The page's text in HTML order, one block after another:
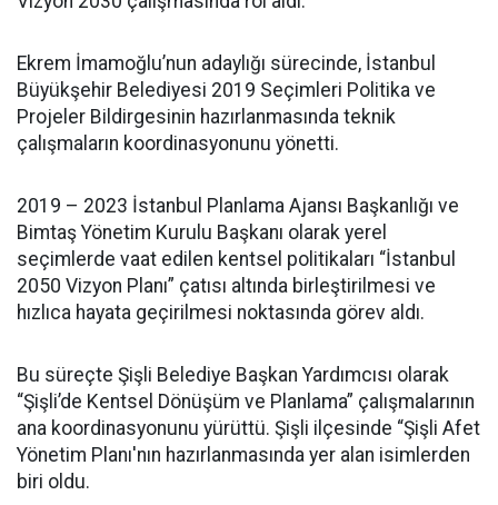
Ekrem İmamoğlu’nun adaylığı sürecinde, İstanbul
Büyükşehir Belediyesi 2019 Seçimleri Politika ve
Projeler Bildirgesinin hazırlanmasında teknik
çalışmaların koordinasyonunu yönetti.
2019 – 2023 İstanbul Planlama Ajansı Başkanlığı ve
Bimtaş Yönetim Kurulu Başkanı olarak yerel
seçimlerde vaat edilen kentsel politikaları “İstanbul
2050 Vizyon Planı” çatısı altında birleştirilmesi ve
hızlıca hayata geçirilmesi noktasında görev aldı.
Bu süreçte Şişli Belediye Başkan Yardımcısı olarak
“Şişli’de Kentsel Dönüşüm ve Planlama” çalışmalarının
ana koordinasyonunu yürüttü. Şişli ilçesinde “Şişli Afet
Yönetim Planı'nın hazırlanmasında yer alan isimlerden
biri oldu.